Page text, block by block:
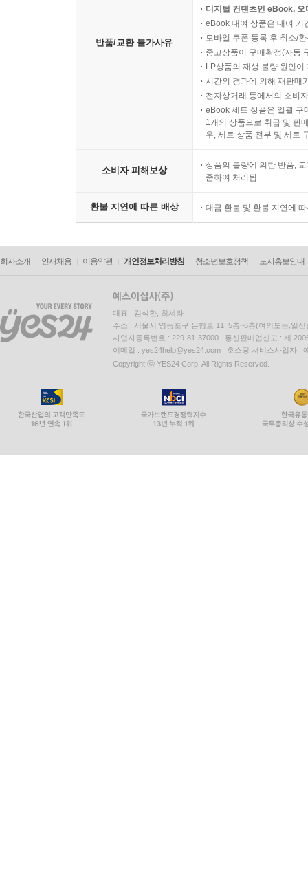
반품/교환 불가사유
디지털 컨텐츠인 eBook,
eBook 대여 상품은 대여 기
모바일 쿠폰 등록 후 취소/
중고상품이 구매확정(자동
LP상품의 재생 불량 원인
시간의 경과에 의해 재판매
전자상거래 등에서의 소비
eBook 세트 상품은 일괄 구
1개의 상품으로 취급 및 판
우, 세트 상품 전부 및 세트
소비자 피해보상
상품의 불량에 의한 반품,
준하여 처리됨
환불 지연에 따른 배상 대금 환불 및 환불 지연에
회사소개 인재채용 이용약관 개인정보처리방침 청소년보호정책 도서홍보안내
대표 : 김석환, 최세라
주소 : 서울시 영등포구 은행로 11, 5층~6층(여의도동,일신
사업자등록번호 : 229-81-37000 통신판매업신고 : 제
이메일 : yes24help@yes24.com 호스팅 서비스사업자 :
Copyright ⓒ YES24 Corp. All Rights Reserved.